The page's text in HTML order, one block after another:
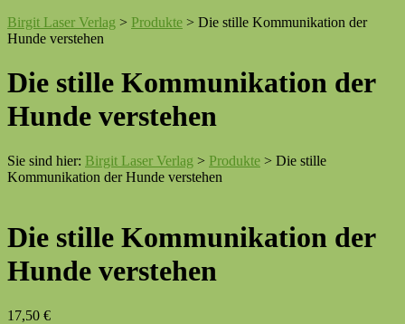
Birgit Laser Verlag > Produkte > Die stille Kommunikation der
Hunde verstehen
Die stille Kommunikation der
Hunde verstehen
Sie sind hier: Birgit Laser Verlag > Produkte > Die stille
Kommunikation der Hunde verstehen
Die stille Kommunikation der
Hunde verstehen
17,50 €